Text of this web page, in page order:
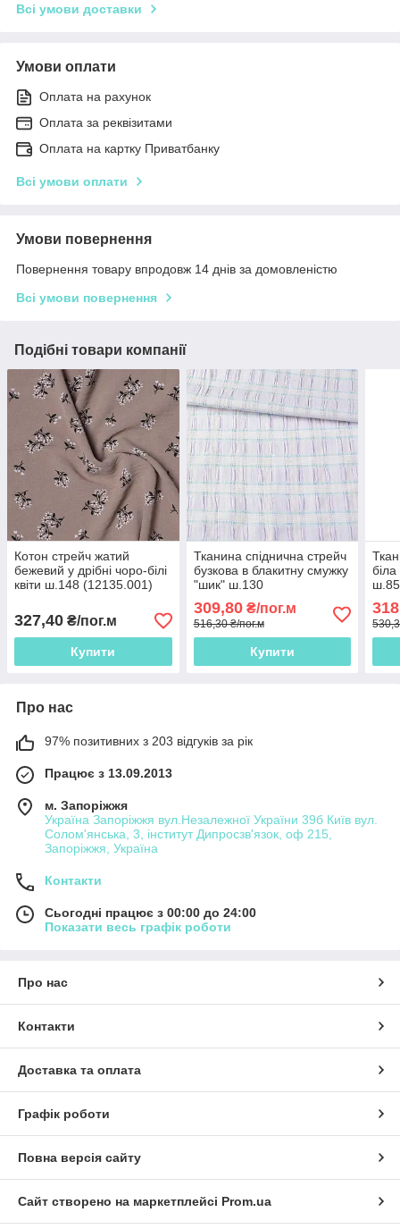
Всі умови доставки
Умови оплати
Оплата на рахунок
Оплата за реквізитами
Оплата на картку Приватбанку
Всі умови оплати
Умови повернення
Повернення товару впродовж 14 днів за домовленістю
Всі умови повернення
Подібні товари компанії
Котон стрейч жатий
бежевий у дрібні чоро-білі
квіти ш.148 (12135.001)
327,40 ₴/пог.м
Купити
Тканина спіднична стрейч
бузкова в блакитну смужку
"шик" ш.130
309,80₴/пог.м
516,30 ₴/пог.м
Купити
ш.85
Про нас
97% позитивних з 203 відгуків за рік
Працює з 13.09.2013
м. Запоріжжя
Україна Запоріжжя вул.Незалежної України 39б Київ вул.
Солом'янська, 3, інститут Дипросзв'язок, оф 215,
Запоріжжя, Україна
Контакти
Сьогодні працює з 00:00 до 24:00
Показати весь графік роботи
Про нас
Контакти
Доставка та оплата
Графік роботи
Повна версія сайту
Сайт створено на маркетплейсі Prom.ua